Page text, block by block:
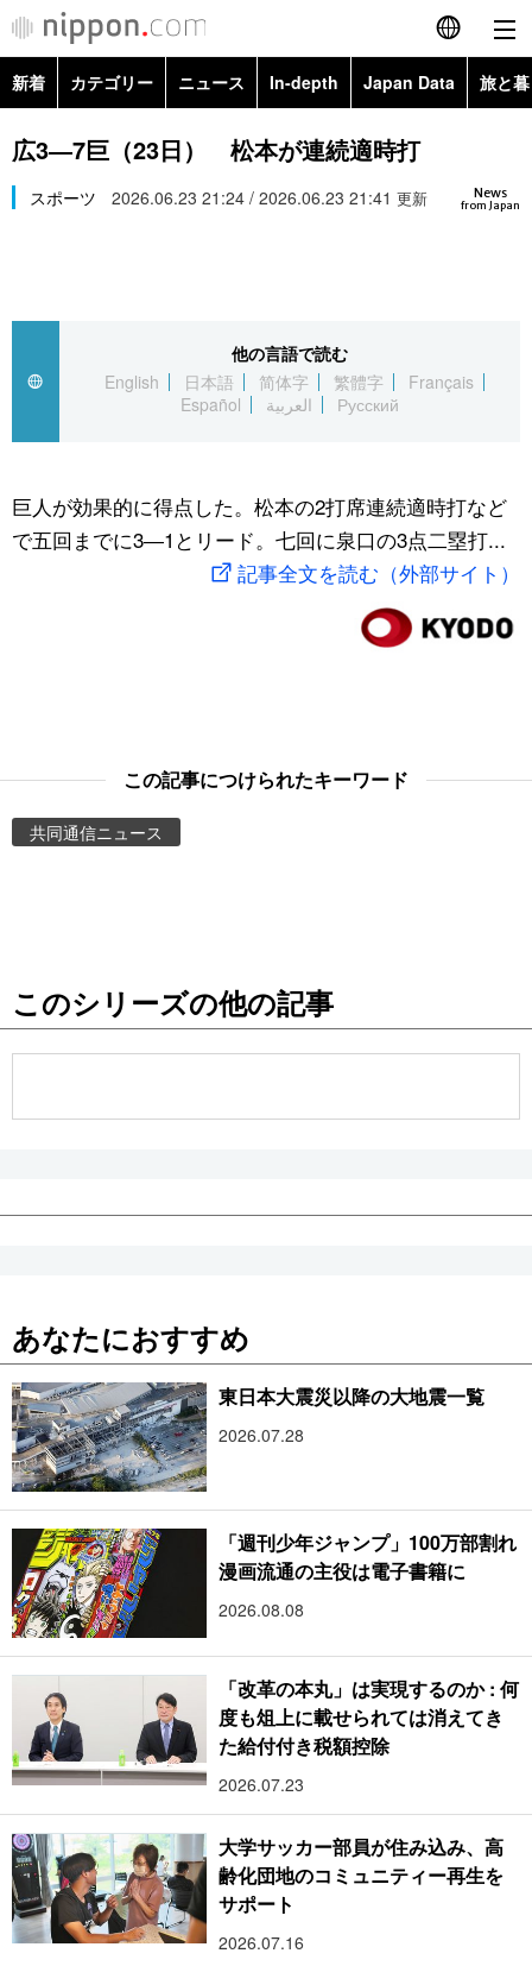
English
简体字
繁體字
العربية
社会
スポーツ・東京2020
旅と暮らし
Images
新着 カテゴリー ニュース In-depth Japan Data 旅と
政治・外交
経済・ビジネス
社会
文化
科学・技術
暮らし
Images
お知らせ
広3―7巨（23日） 松本が連続適時打
News
from Japan
スポーツ 2026.06.23 21:24 / 2026.06.23 21:41 更新
他の言語で読む
English
日本語 简体字 繁體字
Français
Español
العربية Русский
巨人が効果的に得点した。松本の2打席連続適時打など
で五回までに3―1とリード。七回に泉口の3点二塁打...
記事全文を読む（外部サイト）
この記事につけられたキーワード
共同通信ニュース
このシリーズの他の記事
あなたにおすすめ
東日本大震災以降の大地震一覧
2026.07.28
「週刊少年ジャンプ」100万部割れ
漫画流通の主役は電子書籍に
2026.08.08
「改革の本丸」は実現するのか : 何
度も俎上に載せられては消えてき
た給付付き税額控除
2026.07.23
大学サッカー部員が住み込み、高
齢化団地のコミュニティー再生を
サポート
2026.07.16